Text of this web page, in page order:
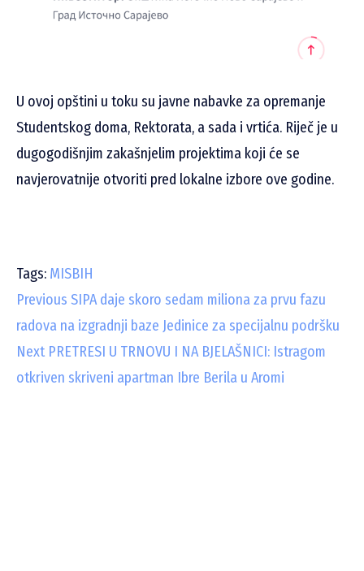
U ovoj opštini u toku su javne nabavke za opremanje
Studentskog doma, Rektorata, a sada i vrtića. Riječ je u
dugogodišnjim zakašnjelim projektima koji će se
navjerovatnije otvoriti pred lokalne izbore ove godine.
Tags: MISBIH
C
o
n
Previous SIPA daje skoro sedam miliona za prvu fazu
radova na izgradnji baze Jedinice za specijalnu podršku
NextPRETRESI U TRNOVU I NA BJELAŠNICI: Istragom
otkriven skriveni apartman Ibre Berila u Aromi